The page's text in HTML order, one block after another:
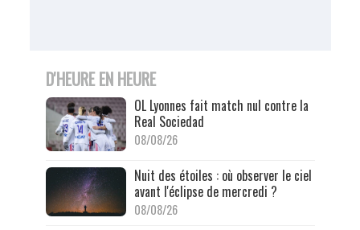
D'HEURE EN HEURE
OL Lyonnes fait match nul contre la
Real Sociedad
08/08/26
Nuit des étoiles : où observer le ciel
avant l'éclipse de mercredi ?
08/08/26